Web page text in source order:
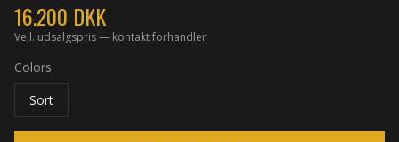
16.200 DKK
Vejl. udsalgspris — kontakt forhandler
Colors
Sort